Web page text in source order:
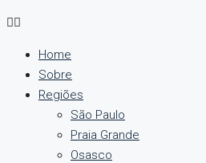
Home
Sobre
Regiões
São Paulo
Praia Grande
Osasco